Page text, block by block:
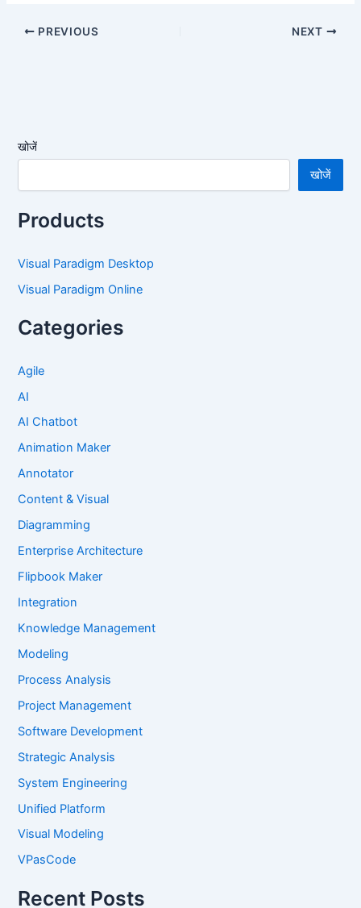
PREVIOUS NEXT
खोजें
खोजें
Products
Visual Paradigm Desktop
Visual Paradigm Online
Categories
Agile
AI
AI Chatbot
Animation Maker
Annotator
Content & Visual
Diagramming
Enterprise Architecture
Flipbook Maker
Integration
Knowledge Management
Modeling
Process Analysis
Project Management
Software Development
Strategic Analysis
System Engineering
Unified Platform
Visual Modeling
VPasCode
Recent Posts